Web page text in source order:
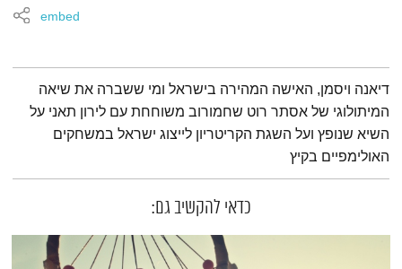
embed
תמצית הפודקאסט
דיאנה ויסמן, האישה המהירה בישראל ומי ששברה את שיאה
המיתולוגי של אסתר רוט שחמורוב משוחחת עם לירון תאני על
השיא שנופץ ועל השגת הקריטריון לייצוג ישראל במשחקים
האולימפיים בקיץ
כדאי להקשיב גם: